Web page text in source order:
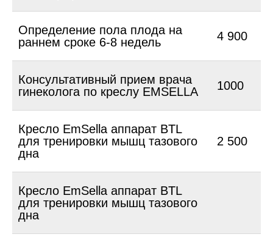
Определение пола плода на
раннем сроке 6-8 недель
4 900
Консультативный прием врача
гинеколога по креслу EMSELLA
1000
Кресло EmSella аппарат BTL
для тренировки мышц тазового
дна
2 500
Кресло EmSella аппарат BTL
для тренировки мышц тазового
дна